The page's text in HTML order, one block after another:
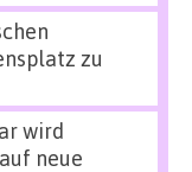
zu
wird
neue